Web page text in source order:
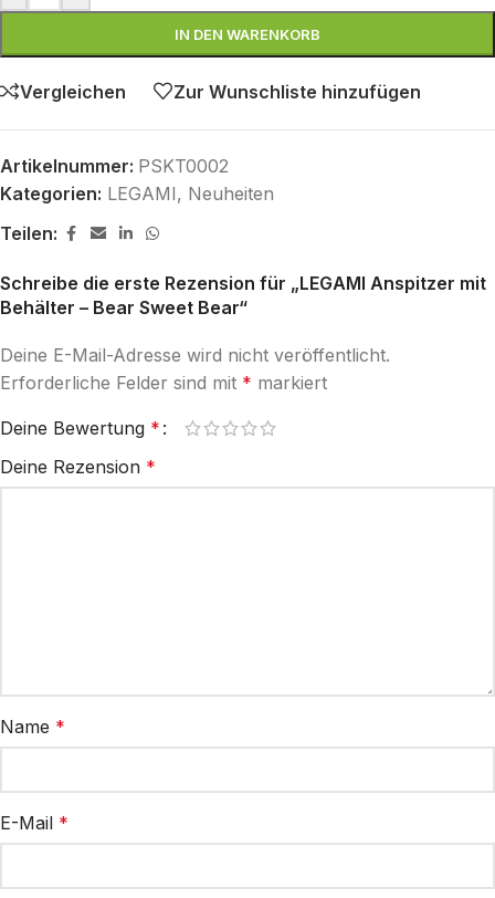
IN DEN WARENKORB
Vergleichen Zur Wunschliste hinzufügen
Artikelnummer: PSKT0002
Kategorien: LEGAMI, Neuheiten
Teilen:
Schreibe die erste Rezension für „LEGAMI Anspitzer mit
Behälter – Bear Sweet Bear“
Deine E-Mail-Adresse wird nicht veröffentlicht.
Erforderliche Felder sind mit * markiert
Deine Bewertung *
Deine Rezension *
Name *
E-Mail *